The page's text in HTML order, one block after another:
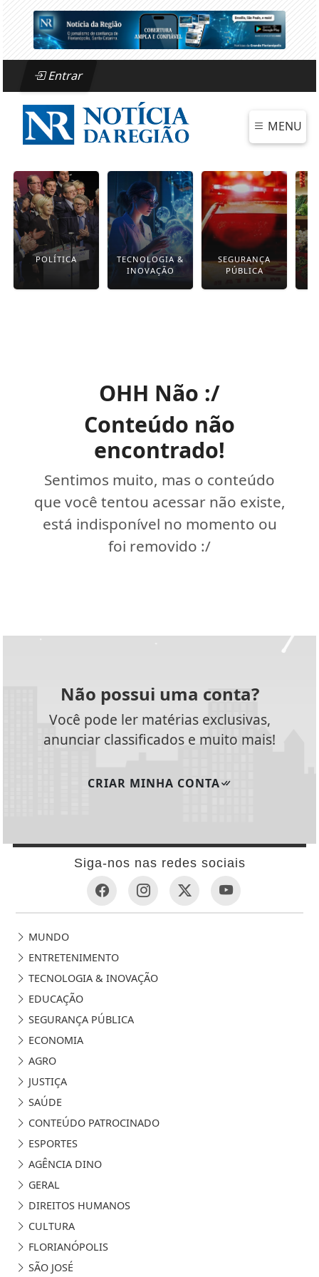
Entrar
MENU
POLÍTICA
TECNOLOGIA &
INOVAÇÃO
SEGURANÇA
PÚBLICA
OHH Não :/
Conteúdo não
encontrado!
Sentimos muito, mas o conteúdo
que você tentou acessar não existe,
está indisponível no momento ou
foi removido :/
Não possui uma conta?
Você pode ler matérias exclusivas,
anunciar classificados e muito mais!
CRIAR MINHA CONTA
Siga-nos nas redes sociais
MUNDO
ENTRETENIMENTO
TECNOLOGIA & INOVAÇÃO
EDUCAÇÃO
SEGURANÇA PÚBLICA
ECONOMIA
AGRO
JUSTIÇA
SAÚDE
CONTEÚDO PATROCINADO
ESPORTES
AGÊNCIA DINO
GERAL
DIREITOS HUMANOS
CULTURA
FLORIANÓPOLIS
SÃO JOSÉ